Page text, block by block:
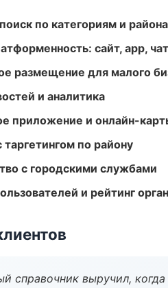
по категориям и
сайт, app,
размещение для малого
и аналитика
приложение и онлайн-
таргетингом по району
с городскими службами
и рейтинг
справочник выручил, когда